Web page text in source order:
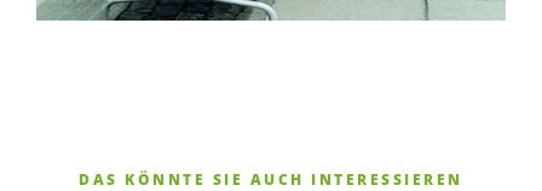
DAS KÖNNTE SIE AUCH INTERESSIEREN